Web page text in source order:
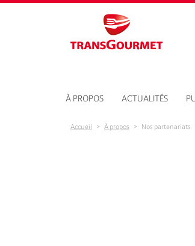
Aller au contenu principal
À PROPOS ACTUALITÉS
Accueil > À propos > Nos partenariats